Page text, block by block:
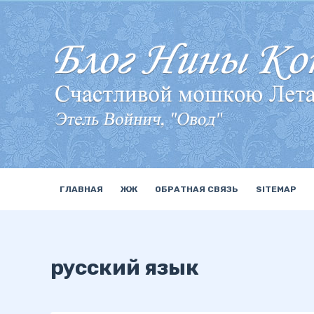
П
е
р
е
й
т
и
к
с
ГЛАВНАЯ ЖЖ ОБРАТНАЯ СВЯЗЬ SITEMAP
русский язык